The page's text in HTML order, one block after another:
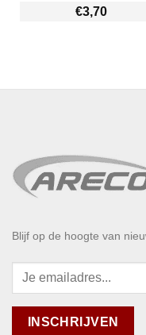
€3,70
Blijf op de hoogte van